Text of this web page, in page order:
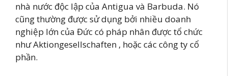
nhà nước độc lập của Antigua và Barbuda. Nó
cũng thường được sử dụng bởi nhiều doanh
nghiệp lớn của Đức có pháp nhân được tổ chức
như Aktiongesellschaften , hoặc các công ty cổ
phần.